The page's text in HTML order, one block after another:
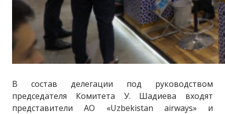
В состав делегации под руководством
председателя Комитета У. Шадиева входят
представители АО «Uzbekistan airways» и